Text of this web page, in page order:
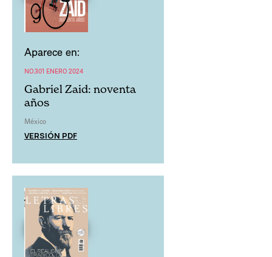
Aparece en:
NO.301 ENERO 2024
Gabriel Zaid: noventa
años
México
VERSIÓN PDF